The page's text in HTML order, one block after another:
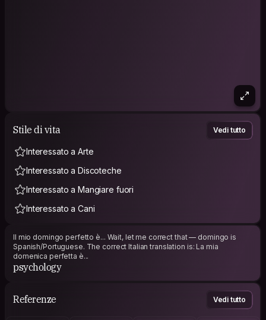
Stile di vita Vedi tutto
Interessato a Arte
Interessato a Discoteche
Interessato a Mangiare fuori
Interessato a Cani
Il mio domingo perfetto è... Wait, let me correct that — domingo is
Spanish/Portuguese. The correct Italian translation is: La mia
domenica perfetta è...
psychology
Referenze Vedi tutto